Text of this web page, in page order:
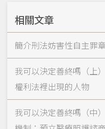
相關文章
簡介刑法妨害性自主罪章
我可以決定善終嗎（上
權利法裡出現的人物
我可以決定善終嗎（中